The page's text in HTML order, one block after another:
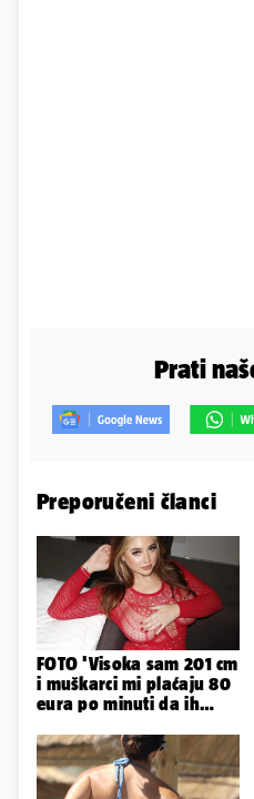
Prati
Preporučeni članci
FOTO 'Visoka sam 201 cm
i muškarci mi plaćaju 80
eura po minuti da ih